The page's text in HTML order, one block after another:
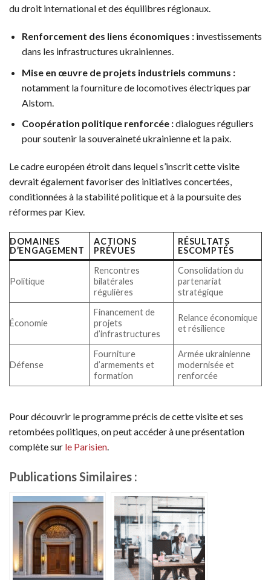
du droit international et des équilibres régionaux.
Renforcement des liens économiques :investissements
dans les infrastructures ukrainiennes.
Mise en œuvre de projets industriels communs :
notamment la fourniture de locomotives électriques par
Alstom.
Coopération politique renforcée :dialogues réguliers
pour soutenir la souveraineté ukrainienne et la paix.
Le cadre européen étroit dans lequel s’inscrit cette visite
devrait également favoriser des initiatives concertées,
conditionnées à la stabilité politique et à la poursuite des
réformes par Kiev.
DOMAINES
D’ENGAGEMENT
ACTIONS
PRÉVUES
RÉSULTATS
ESCOMPTÉS
Politique
Rencontres
bilatérales
régulières
Consolidation du
partenariat
stratégique
Économie
Financement de
projets
d’infrastructures
Relance économique
et résilience
Défense
Fourniture
d’armements et
formation
Armée ukrainienne
modernisée et
renforcée
Pour découvrir le programme précis de cette visite et ses
retombées politiques, on peut accéder à une présentation
complète sur le Parisien.
Publications Similaires :